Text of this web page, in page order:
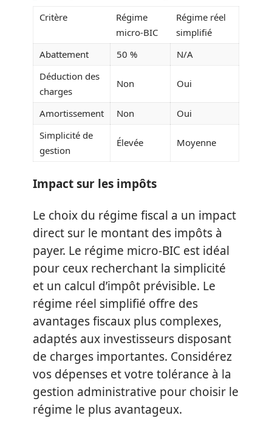
Critère
Régime
micro-BIC
Régime réel
simplifié
Abattement
50 %
N/A
Déduction des
charges
Non Oui
Amortissement Non
Oui
Simplicité de
gestion
Élevée Moyenne
Impact sur les impôts
Le choix du régime fiscal a un impact
direct sur le montant des impôts à
payer. Le régime micro-BIC est idéal
pour ceux recherchant la simplicité
et un calcul d’impôt prévisible. Le
régime réel simplifié offre des
avantages fiscaux plus complexes,
adaptés aux investisseurs disposant
de charges importantes. Considérez
vos dépenses et votre tolérance à la
gestion administrative pour choisir le
régime le plus avantageux.